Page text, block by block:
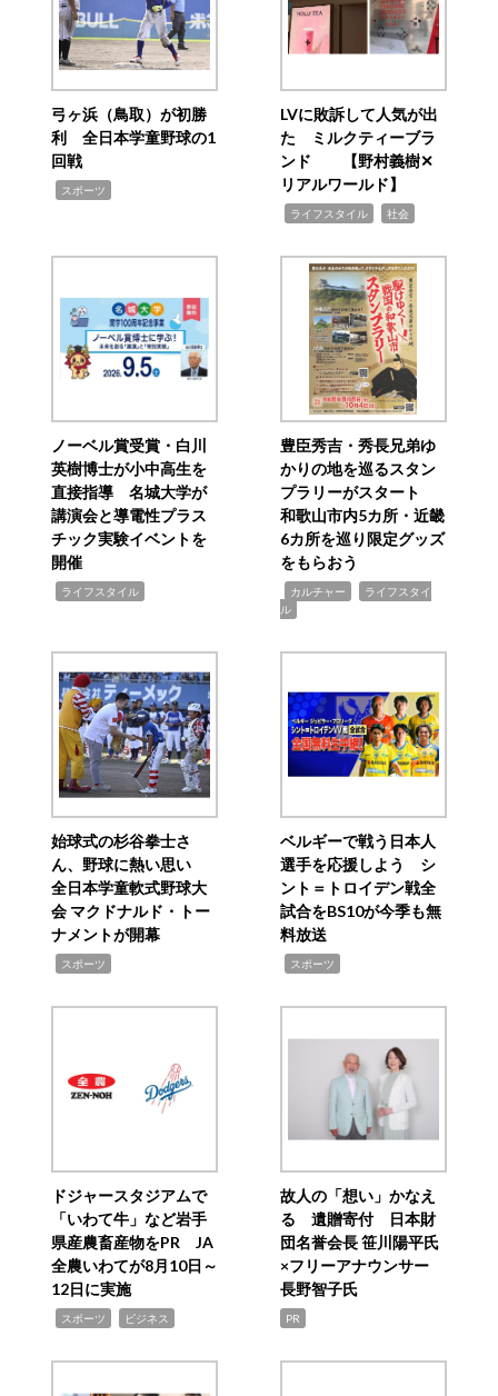
弓ヶ浜（鳥取）が初勝
利 全日本学童野球の1
回戦
スポーツ
LVに敗訴して人気が出
た ミルクティーブラ
ンド 【野村義樹✕
リアルワールド】
ライフスタイル 社会
ノーベル賞受賞・白川
英樹博士が小中高生を
直接指導 名城大学が
講演会と導電性プラス
チック実験イベントを
開催
ライフスタイル
豊臣秀吉・秀長兄弟ゆ
かりの地を巡るスタン
プラリーがスタート
和歌山市内5カ所・近畿
6カ所を巡り限定グッズ
をもらおう
カルチャー
ライフスタイ
ル
始球式の杉谷拳士さ
ん、野球に熱い思い
全日本学童軟式野球大
会 マクドナルド・トー
ナメントが開幕
スポーツ
ベルギーで戦う日本人
選手を応援しよう シ
ント＝トロイデン戦全
試合をBS10が今季も無
料放送
スポーツ
ドジャースタジアムで
「いわて牛」など岩手
県産農畜産物をPR JA
全農いわてが8月10日～
12日に実施
スポーツ ビジネス
故人の「想い」かなえ
る 遺贈寄付 日本財
団名誉会長 笹川陽平氏
×フリーアナウンサー
長野智子氏
PR